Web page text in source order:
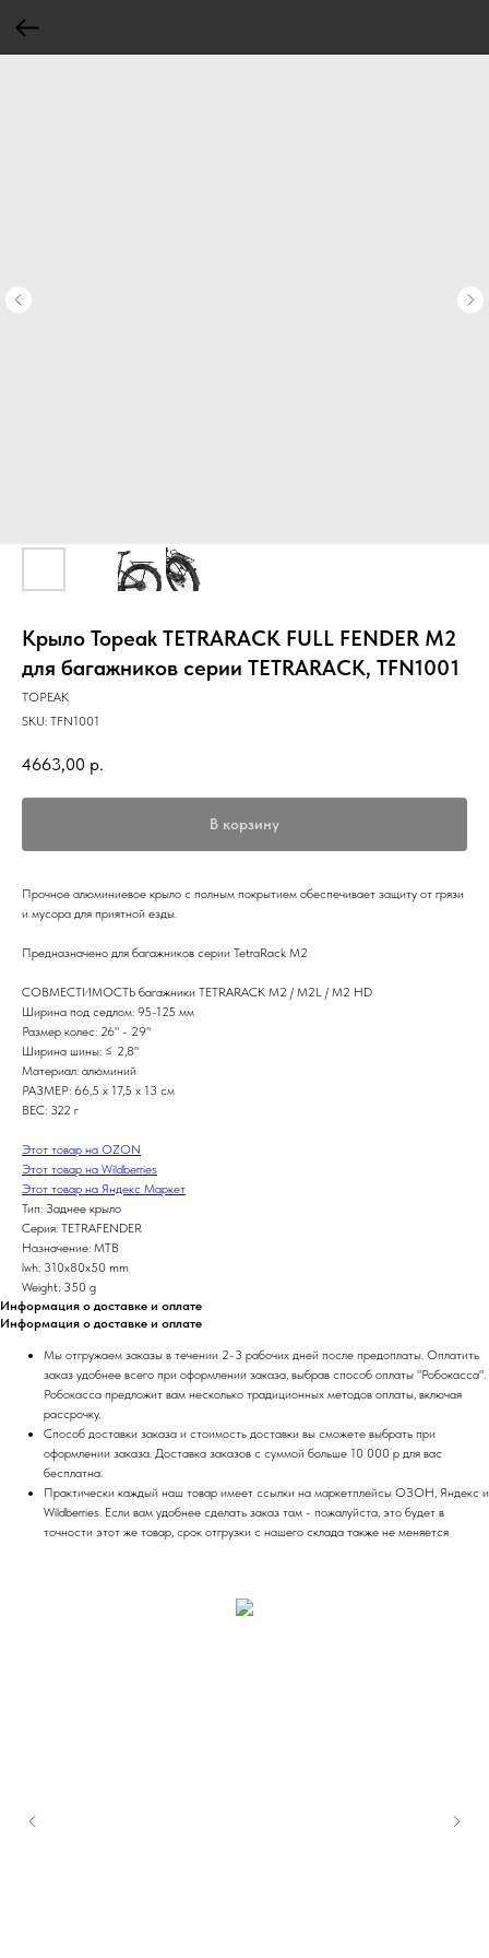
Крыло Topeak TETRARACK FULL FENDER M2
для багажников серии TETRARACK, TFN1001
TOPEAK
SKU: TFN1001
4663,00 р.
В корзину
Прочное алюминиевое крыло с полным покрытием обеспечивает защиту от грязи
и мусора для приятной езды.
Предназначено для багажников серии TetraRack M2
СОВМЕСТИМОСТЬ багажники TETRARACK M2 / M2L / M2 HD
Ширина под седлом: 95-125 мм
Размер колес: 26" - 29"
Ширина шины: ≤ 2,8"
Материал: алюминий
РАЗМЕР: 66,5 x 17,5 x 13 см
ВЕС: 322 г
Этот товар на OZON
Этот товар на Wildberries
Этот товар на Яндекс Маркет
Тип: Заднее крыло
Серия: TETRAFENDER
Назначение: MTB
lwh: 310x80x50 mm
Weight: 350 g
Информация о доставке и оплате
Информация о доставке и оплате
Мы отгружаем заказы в течении 2-3 рабочих дней после предоплаты. Оплатить
заказ удобнее всего при оформлении заказа, выбрав способ оплаты "Робокасса".
Робокасса предложит вам несколько традиционных методов оплаты, включая
рассрочку.
Способ доставки заказа и стоимость доставки вы сможете выбрать при
оформлении заказа. Доставка заказов с суммой больше 10 000 р для вас
бесплатна.
Практически каждый наш товар имеет ссылки на маркетплейсы ОЗОН, Яндекс и
Wildberries. Если вам удобнее сделать заказ там - пожалуйста, это будет в
точности этот же товар, срок отгрузки с нашего склада также не меняется